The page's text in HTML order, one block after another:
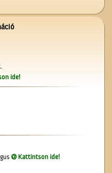
ide!
Kattintson ide!